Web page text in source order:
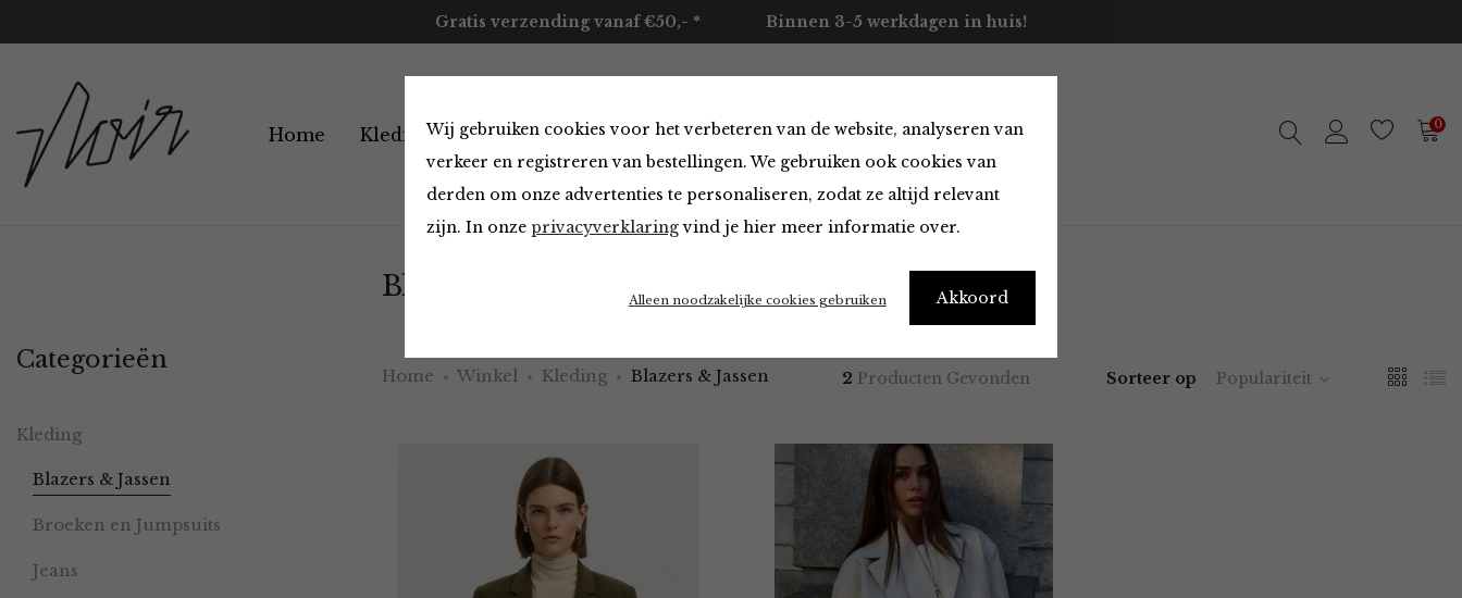
Wij gebruiken cookies voor het verbeteren van de website, analyseren van
verkeer en registreren van bestellingen. We gebruiken ook cookies van
derden om onze advertenties te personaliseren, zodat ze altijd relevant
zijn. In onze privacyverklaringvind je hier meer informatie over.
Akkoord
Alleen noodzakelijke cookies gebruiken
Gratis verzending vanaf €50,- * Binnen 3-5 werkdagen in huis!
Home Kleding Accessoires Merken Over ons Contact 0
Blazers & Jassen
Home Winkel Kleding Blazers & Jassen 2 Producten Gevonden Sorteer op Populariteit
Categorieën
Kleding
Blazers & Jassen
Broeken en Jumpsuits
Jeans